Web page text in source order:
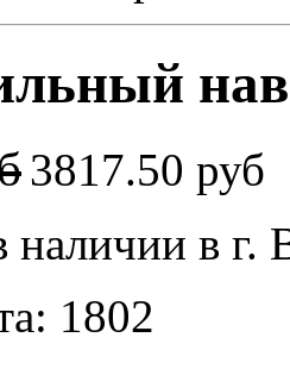
3817.50 руб
наличии в г.
1802